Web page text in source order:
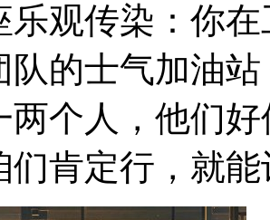
乐观传染：你
队的士气加油
两个人，他们
们肯定行，就